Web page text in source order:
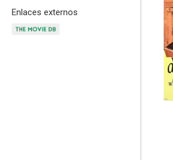
Enlaces externos